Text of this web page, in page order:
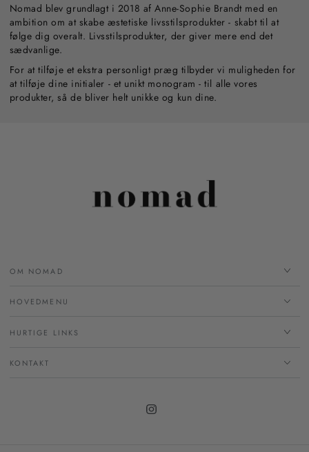
Nomad blev grundlagt i 2018 af Anne-Sophie Brandt med en
ambition om at skabe æstetiske livsstilsprodukter - skabt til at
følge dig overalt. Livsstilsprodukter, der giver mere end det
sædvanlige.
For at tilføje et ekstra personligt præg tilbyder vi muligheden for
at tilføje dine initialer - et unikt monogram - til alle vores
produkter, så de bliver helt unikke og kun dine.
OM NOMAD
HOVEDMENU
HURTIGE LINKS
KONTAKT
Instagram